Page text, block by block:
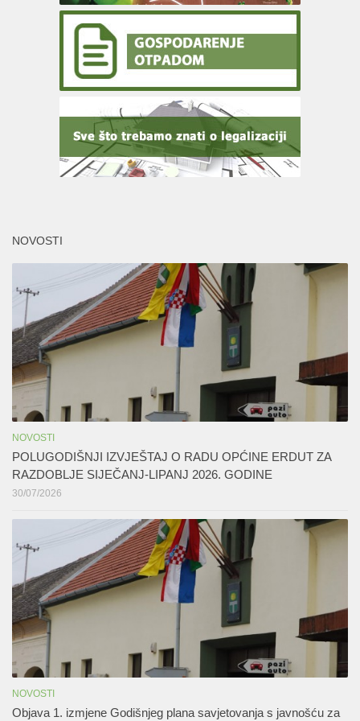
NOVOSTI
NOVOSTI
POLUGODIŠNJI IZVJEŠTAJ O RADU OPĆINE ERDUT ZA
RAZDOBLJE SIJEČANJ-LIPANJ 2026. GODINE
30/07/2026
NOVOSTI
Objava 1. izmjene Godišnjeg plana savjetovanja s javnošću za